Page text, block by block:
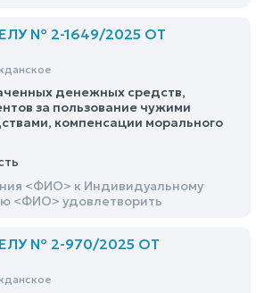
№ 2-1649/2025 ОТ
денежных средств,
за пользование чужими
компенсации морального
<ФИО> к Индивидуальному
<ФИО> удовлетворить
№ 2-970/2025 ОТ